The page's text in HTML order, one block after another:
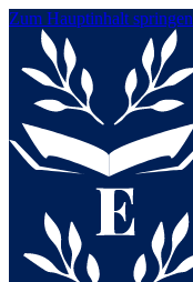
Zum Hauptinhalt springen